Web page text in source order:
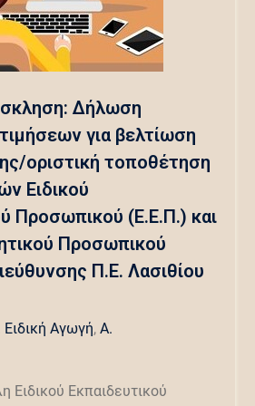
Δήλωση
για βελτίωση
οριστική τοποθέτηση
Ειδικού
Προσωπικού (Ε.Ε.Π.) και
Προσωπικού
Π.Ε. Λασιθίου
Ειδική Αγωγή, Α.
Ειδικού Εκπαιδευτικού